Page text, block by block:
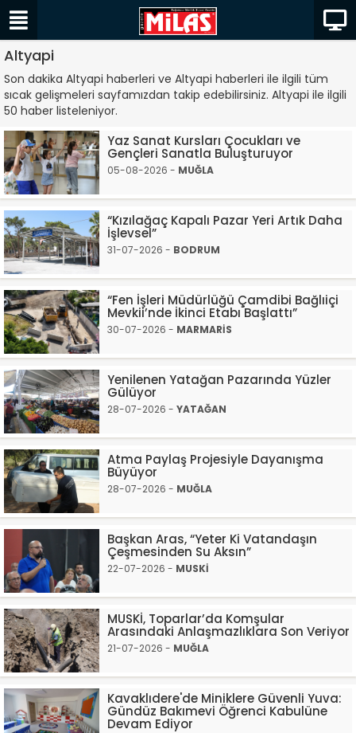
Altyapi
Son dakika Altyapi haberleri ve Altyapi haberleri ile ilgili tüm
sıcak gelişmeleri sayfamızdan takip edebilirsiniz. Altyapi ile ilgili
50 haber listeleniyor.
Yaz Sanat Kursları Çocukları ve
Gençleri Sanatla Buluşturuyor
05-08-2026 - MUĞLA
“Kızılağaç Kapalı Pazar Yeri Artık Daha
İşlevsel”
31-07-2026 - BODRUM
“Fen İşleri Müdürlüğü Çamdibi Bağlıiçi
Mevkii’nde İkinci Etabı Başlattı”
30-07-2026 - MARMARİS
Yenilenen Yatağan Pazarında Yüzler
Gülüyor
28-07-2026 - YATAĞAN
Atma Paylaş Projesiyle Dayanışma
Büyüyor
28-07-2026 - MUĞLA
Başkan Aras, “Yeter Ki Vatandaşın
Çeşmesinden Su Aksın”
22-07-2026 - MUSKİ
MUSKİ, Toparlar’da Komşular
Arasındaki Anlaşmazlıklara Son Veriyor
21-07-2026 - MUĞLA
Kavaklıdere'de Miniklere Güvenli Yuva:
Gündüz Bakımevi Öğrenci Kabulüne
Devam Ediyor